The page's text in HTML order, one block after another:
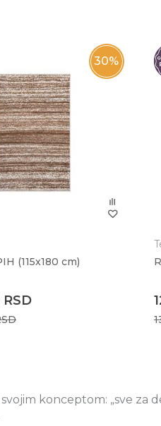
30%
(115x180 cm)
RSD
svojim konceptom: „sve za